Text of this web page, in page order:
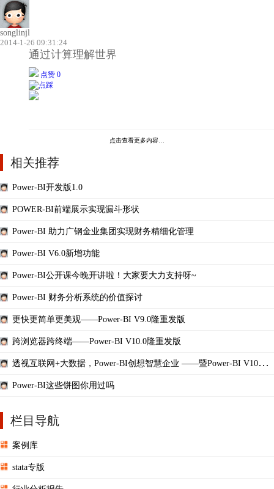
songlinjl
2014-1-26 09:31:24
通过计算理解世界
点赞 0
点击查看更多内容…
相关推荐
Power-BI开发版1.0
POWER-BI前端展示实现漏斗形状
Power-BI 助力广钢金业集团实现财务精细化管理
Power-BI V6.0新增功能
Power-BI公开课今晚开讲啦！大家要大力支持呀~
Power-BI 财务分析系统的价值探讨
更快更简单更美观——Power-BI V9.0隆重发版
跨浏览器跨终端——Power-BI V10.0隆重发版
透视互联网+大数据，Power-BI创想智慧企业 ——暨Power-BI V10新
Power-BI这些饼图你用过吗
栏目导航
案例库
stata专版